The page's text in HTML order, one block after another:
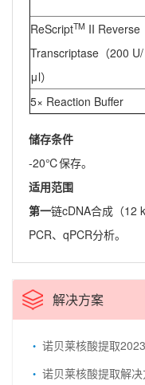
ReScriptTM II Reverse
Transcriptase（200 U/
μl）
5× Reaction Buffer
储存条件
-20℃保存。
适用范围
第一链cDNA合成（12
PCR、qPCR分析。
解决方案
诺贝莱核酸提取
诺贝莱核酸提取解